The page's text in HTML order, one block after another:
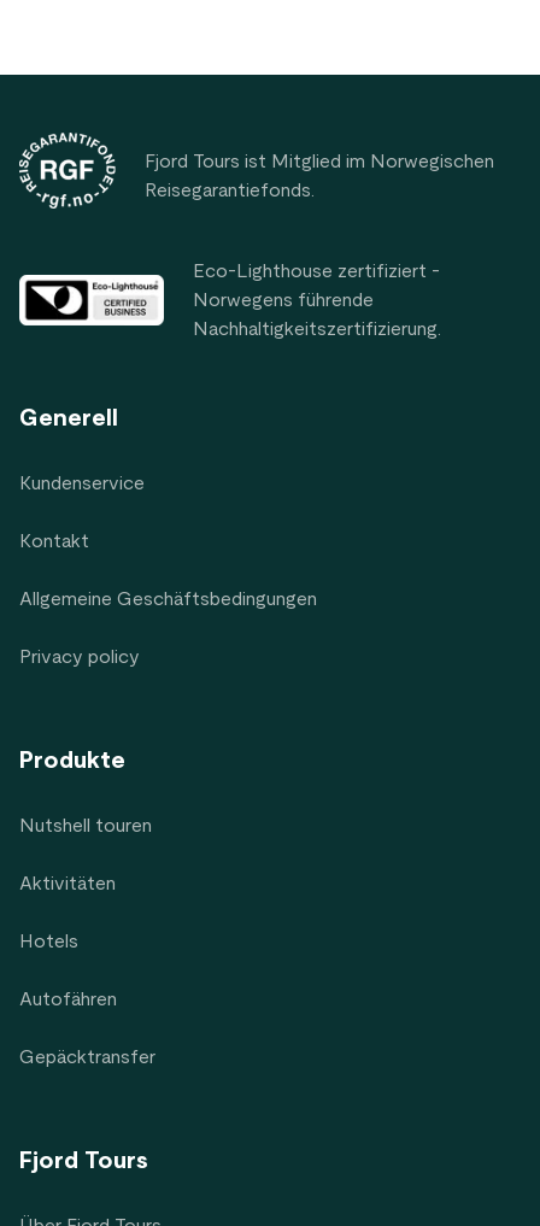
Fjord Tours ist Mitglied im Norwegischen
Reisegarantiefonds.
Eco-Lighthouse zertifiziert -
Norwegens führende
Nachhaltigkeitszertifizierung.
Generell
Kundenservice
Kontakt
Allgemeine Geschäftsbedingungen
Privacy policy
Produkte
Nutshell touren
Aktivitäten
Hotels
Autofähren
Gepäcktransfer
Fjord Tours